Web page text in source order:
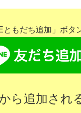
ともだち追加」ボタ
ら追加され